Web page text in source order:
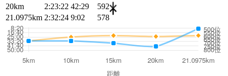
20km
2:23:22 42:29
592
21.0975km 2:32:24 9:02 578